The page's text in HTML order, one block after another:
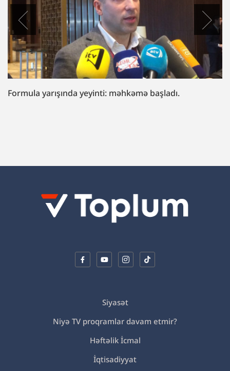
“Fazil Mustafaya sui-qəsd işi”ndə müttəhim:
Siyasət
Niyə TV proqramlar davam etmir?
Həftəlik İcmal
İqtisadiyyat